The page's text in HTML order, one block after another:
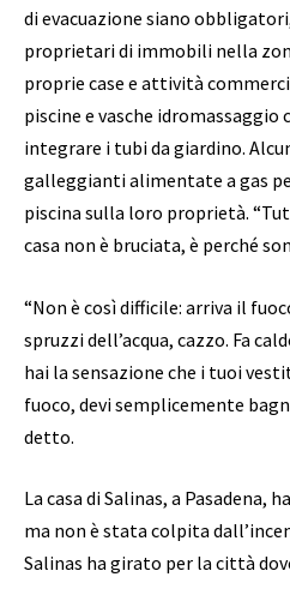
di evacuazione siano
proprietari di immobili nella
proprie case e attività
piscine e vasche idromassaggio
integrare i tubi da giardino.
galleggianti alimentate a gas
piscina sulla loro proprietà.
casa non è bruciata, è perché
“Non è così difficile: arriva il
spruzzi dell’acqua, cazzo. Fa
hai la sensazione che i tuoi
fuoco, devi semplicemente
detto.
La casa di Salinas, a Pasadena,
ma non è stata colpita
Salinas ha girato per la città